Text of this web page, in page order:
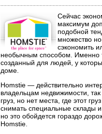
Сейчас
максимум
подобной
множество
сэкономить
необычным способом. Именно
созданный для людей, у
доме.
Homstie — действительно
владельцам недвижимости,
груз, но нет места, где этот
снимать специальные склады
но это обойдется гораздо
Homstie.